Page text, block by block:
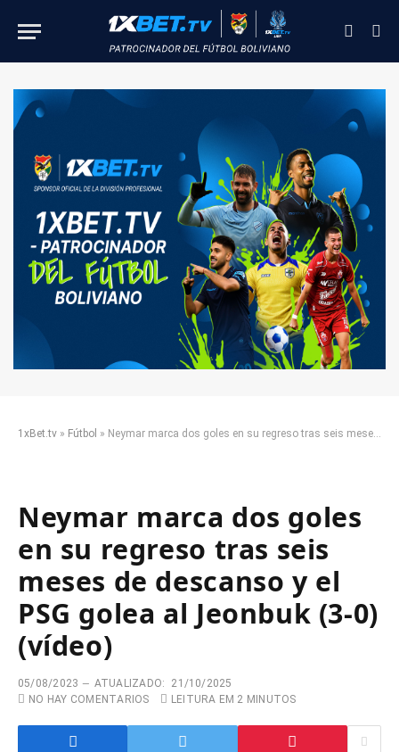
1xBet.tv » Fútbol » Neymar marca dos goles en su regreso tras seis meses de descanso y el PSG golea al Jeonbuk (3-0) (vídeo)
Neymar marca dos goles
en su regreso tras seis
meses de descanso y el
PSG golea al Jeonbuk (3-0)
(vídeo)
05/08/2023 ATUALIZADO:
21/10/2025
NO HAY COMENTARIOS
LEITURA EM 2 MINUTOS